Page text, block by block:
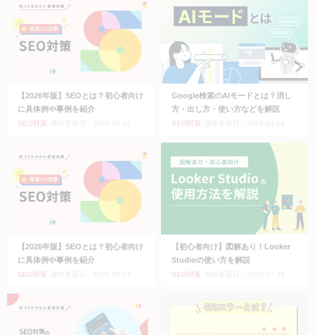
【2026年版】SEOとは？初心者向け
に具体例や事例を紹介
SEO対策
Google検索のAIモードとは？消し
方・出し方・使い方などを解説
SEO対策
【2026年版】SEOとは？初心者向け
に具体例や事例を紹介
SEO対策
【初心者向け】図解あり！Looker
Studioの使い方を解説
SEO対策